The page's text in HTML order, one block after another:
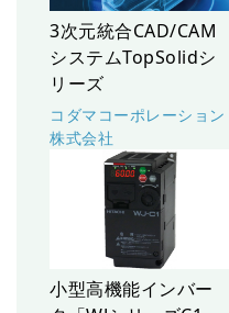
3次元統合CAD/CAM
システムTopSolidシ
リーズ
コダマコーポレーション
株式会社
小型高機能インバー